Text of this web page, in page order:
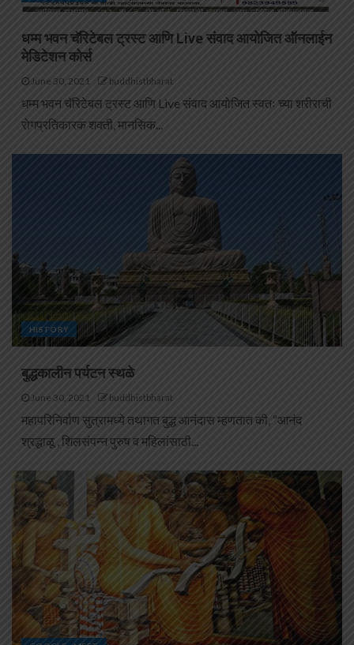
धम्म भवन चॅरिटेबल ट्रस्ट आणि Live संवाद आयोजित ऑनलाईन
मेडिटेशन कोर्स
June 30, 2021 buddhistbharat
धम्म भवन चॅरिटेबल ट्रस्ट आणि Live संवाद आयोजित स्वतः च्या शरीराची
रोगप्रतिकारक शक्ती, मानसिक...
HISTORY
बुद्धकालीन पर्यटन स्थळे
June 30, 2021 buddhistbharat
महापरिनिर्वाण सुत्रामध्ये तथागत बुद्ध आनंदास म्हणतात की, “आनंद
श्रद्धाळू , शिलसंपन्न पुरुष व महिलांसाठी...